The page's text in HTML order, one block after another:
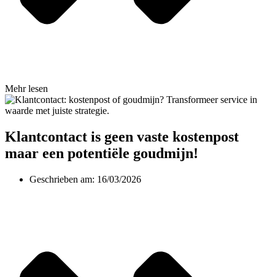
Mehr lesen
Klantcontact is geen vaste kostenpost
maar een potentiële goudmijn!
Geschrieben am: 16/03/2026